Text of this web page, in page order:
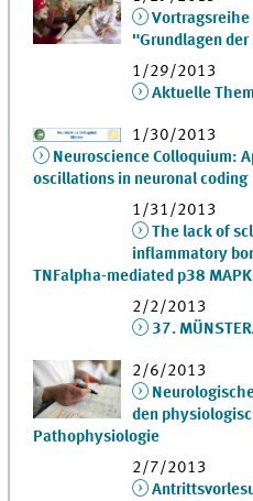
Vortragsreihe
"Grundlagen
1/29/2013
Aktuelle
1/30/2013
Neuroscience Colloquium:
oscillations in neuronal coding
1/31/2013
The lack of
inflammatory
TNFalpha-mediated p38
2/2/2013
37.
2/6/2013
den
Pathophysiologie
2/7/2013